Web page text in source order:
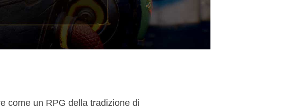
come un RPG della tradizione di